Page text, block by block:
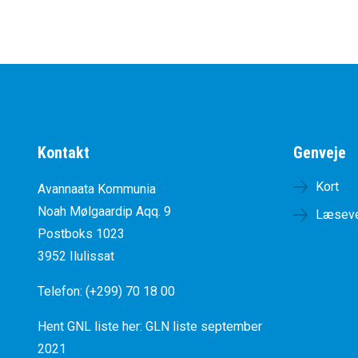
Kontakt
Avannaata Kommunia
Noah Mølgaardip Aqq. 9
Postboks 1023
3952 Ilulissat
Telefon: (+299) 70 18 00
Hent GNL liste her: GLN liste september
2021
Genveje
Kort